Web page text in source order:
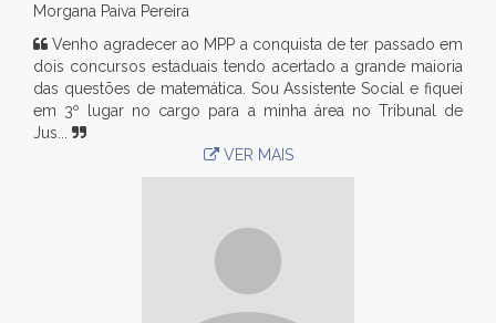
Morgana Paiva Pereira
Venho agradecer ao MPP a conquista de ter passado em
dois concursos estaduais tendo acertado a grande maioria
das questões de matemática. Sou Assistente Social e fiquei
em 3º lugar no cargo para a minha área no Tribunal de
Jus...
VER MAIS